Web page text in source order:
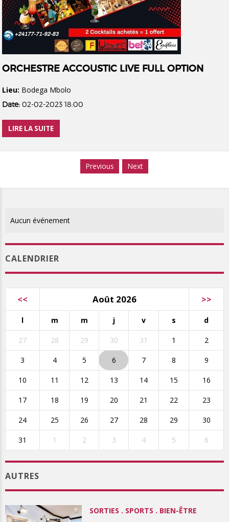
ORCHESTRE ACCOUSTIC LIVE FULL OPTION
Lieu: Bodega Mbolo
Date: 02-02-2023 18:00
LIRE LA SUITE
Previous Next
Aucun événement
CALENDRIER
<< Août 2026 >>
l m m j v s d
27 28 29 30 31 1 2
3 4 5 6 7 8 9
10 11 12 13 14 15 16
17 18 19 20 21 22 23
24 25 26 27 28 29 30
31 1 2 3 4 5 6
AUTRES
SORTIES . SPORTS . BIEN-ÊTRE